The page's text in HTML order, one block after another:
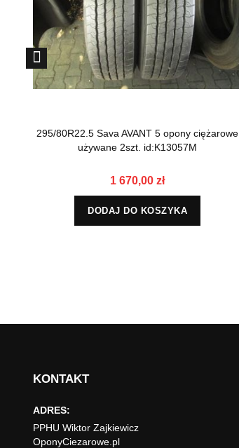
295/80R22.5 Sava AVANT 5 opony ciężarowe
używane 2szt. id:K13057M
1 670,00 zł
DODAJ DO KOSZYKA
KONTAKT
ADRES:
PPHU Wiktor Zajkiewicz
OponyCiezarowe.pl